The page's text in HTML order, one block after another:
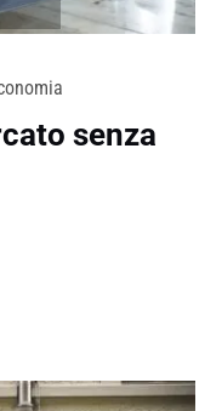
senza